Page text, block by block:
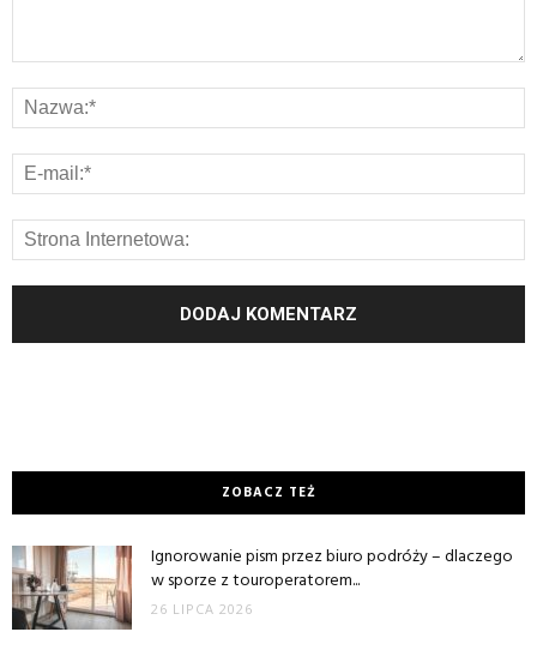
ZOBACZ TEŻ
Ignorowanie pism przez biuro podróży – dlaczego
w sporze z touroperatorem...
26 LIPCA 2026